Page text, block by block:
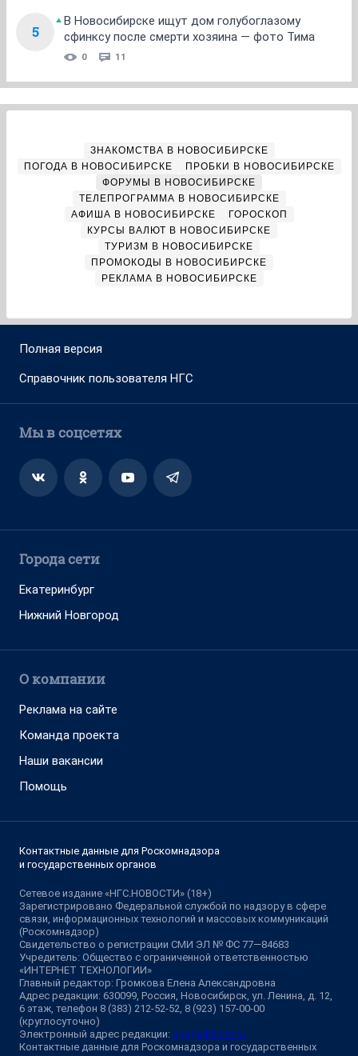
5
В Новосибирске ищут дом голубоглазому
сфинксу после смерти хозяина — фото Тима
0 11
ЗНАКОМСТВА В НОВОСИБИРСКЕ
ПОГОДА В НОВОСИБИРСКЕ
ПРОБКИ В НОВОСИБИРСКЕ
ФОРУМЫ В НОВОСИБИРСКЕ
ТЕЛЕПРОГРАММА В НОВОСИБИРСКЕ
АФИША В НОВОСИБИРСКЕ
ГОРОСКОП
КУРСЫ ВАЛЮТ В НОВОСИБИРСКЕ
ТУРИЗМ В НОВОСИБИРСКЕ
ПРОМОКОДЫ В НОВОСИБИРСКЕ
РЕКЛАМА В НОВОСИБИРСКЕ
Полная версия
Справочник пользователя НГС
Мы в соцсетях
Города сети
Екатеринбург
Нижний Новгород
О компании
Реклама на сайте
Команда проекта
Наши вакансии
Помощь
Контактные данные для Роскомнадзора
и государственных органов
Сетевое издание «НГС.НОВОСТИ» (18+)
Зарегистрировано Федеральной службой по надзору в сфере
связи, информационных технологий и массовых коммуникаций
(Роскомнадзор)
Свидетельство о регистрации СМИ ЭЛ № ФС 77—84683
Учредитель: Общество с ограниченной ответственностью
«ИНТЕРНЕТ ТЕХНОЛОГИИ»
Главный редактор: Громкова Елена Александровна
Адрес редакции: 630099, Россия, Новосибирск, ул. Ленина, д. 12,
6 этаж, телефон 8 (383) 212-52-52, 8 (923) 157-00-00
(круглосуточно)
Электронный адрес редакции: ngs@shkulev.ru
Контактные данные для Роскомнадзора и государственных